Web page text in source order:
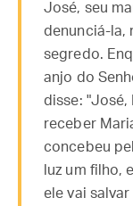
José, seu
denunciá-la,
segredo.
anjo do
disse: "José,
receber
concebeu
luz um filho,
ele vai